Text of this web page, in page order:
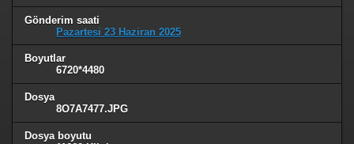
Gönderim saati
Pazartesi 23 Haziran 2025
Boyutlar
6720*4480
Dosya
8O7A7477.JPG
Dosya boyutu